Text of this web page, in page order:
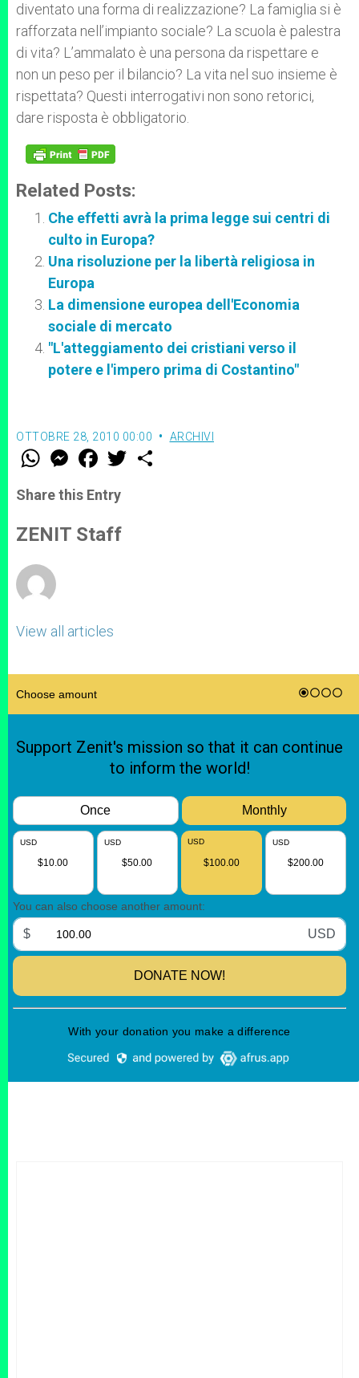
diventato una forma di realizzazione? La famiglia si è
rafforzata nell’impianto sociale? La scuola è palestra
di vita? L’ammalato è una persona da rispettare e
non un peso per il bilancio? La vita nel suo insieme è
rispettata? Questi interrogativi non sono retorici,
dare risposta è obbligatorio.
Related Posts:
Che effetti avrà la prima legge sui centri di
culto in Europa?
Una risoluzione per la libertà religiosa in
Europa
La dimensione europea dell'Economia
sociale di mercato
"L'atteggiamento dei cristiani verso il
potere e l'impero prima di Costantino"
OTTOBRE 28, 2010 00:00 ARCHIVI
W
t
s
p
p
M
e
s
e
g
e
F
a
e
b
o
k
w
Share this Entry
ZENIT Staff
View all articles